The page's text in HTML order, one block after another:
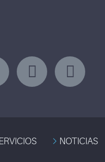
NOTICIAS